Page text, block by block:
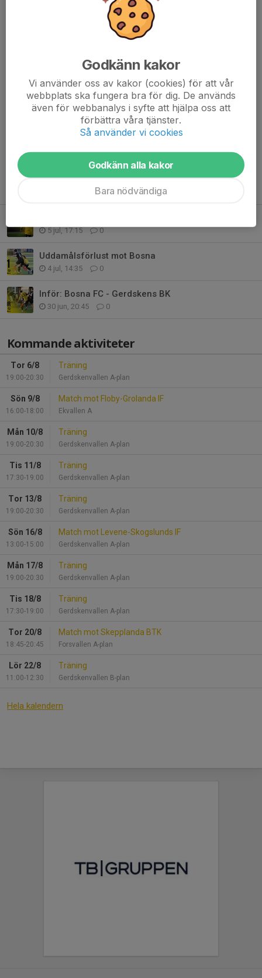
Laget är tillbaka i träning efter sommaruppehållet och vi har
drygt en och en halv vecka kvar till höstens första seriematch.
På lördag väntar genrep inför återstarten när vi tar emot
Läs mer
5 jul, 17:15 0
Uddamålsförlust mot Bosna
4 jul, 14:35 0
Inför: Bosna FC - Gerdskens BK
30 jun, 20:45 0
Kommande aktiviteter
Tor 6/8
19:00-20:30
Träning
Gerdskenvallen A-plan
Sön 9/8
16:00-18:00
Match mot Floby-Grolanda IF
Ekvallen A
Mån 10/8
19:00-20:30
Träning
Gerdskenvallen A-plan
Tis 11/8
17:30-19:00
Träning
Gerdskenvallen A-plan
Tor 13/8
19:00-20:30
Träning
Gerdskenvallen A-plan
Sön 16/8
13:00-15:00
Match mot Levene-Skogslunds IF
Gerdskenvallen A-plan
Mån 17/8
19:00-20:30
Träning
Gerdskenvallen A-plan
Tis 18/8
17:30-19:00
Träning
Gerdskenvallen A-plan
Tor 20/8
18:45-20:45
Match mot Skepplanda BTK
Forsvallen A-plan
Lör 22/8
11:00-12:30
Träning
Gerdskenvallen B-plan
Hela kalendern
Godkänn kakor
Vi använder oss av kakor (cookies) för att vår
webbplats ska fungera bra för dig. De används
även för webbanalys i syfte att hjälpa oss att
förbättra våra tjänster.
Så använder vi cookies
Godkänn alla kakor
Bara nödvändiga